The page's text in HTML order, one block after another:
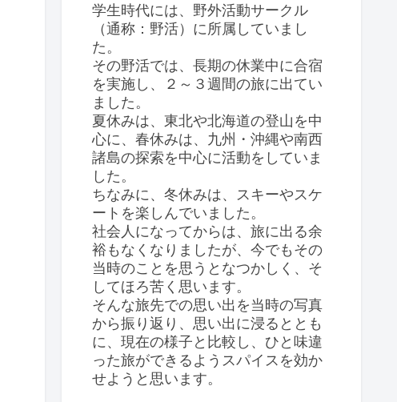
学生時代には、野外活動サークル
（通称：野活）に所属していまし
た。
その野活では、長期の休業中に合宿
を実施し、２～３週間の旅に出てい
ました。
夏休みは、東北や北海道の登山を中
心に、春休みは、九州・沖縄や南西
諸島の探索を中心に活動をしていま
した。
ちなみに、冬休みは、スキーやスケ
ートを楽しんでいました。
社会人になってからは、旅に出る余
裕もなくなりましたが、今でもその
当時のことを思うとなつかしく、そ
してほろ苦く思います。
そんな旅先での思い出を当時の写真
から振り返り、思い出に浸るととも
に、現在の様子と比較し、ひと味違
った旅ができるようスパイスを効か
せようと思います。